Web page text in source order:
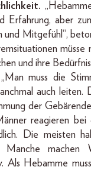
Erfahrung, aber
und Mitgefühl“,
müsse
und ihre
muss die
auch leiten.
der
reagieren
Die meisten
Manche machen
Als Hebamme